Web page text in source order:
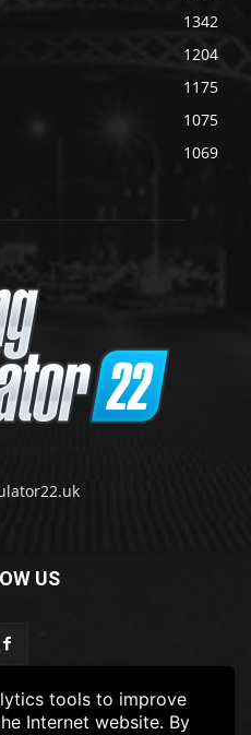
tools to improve
Internet website. By
1342
1204
1175
1075
1069
US